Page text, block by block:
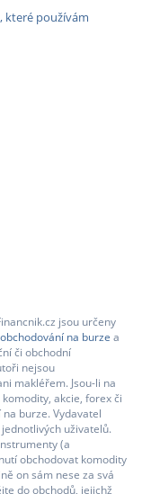
které používám
jsou určeny
obchodování na burze a
či obchodní
nejsou
makléřem. Jsou-li na
akcie, forex či
burze. Vydavatel
uživatelů.
(a
obchodovat komodity
on sám nese za svá
do obchodů, jejichž